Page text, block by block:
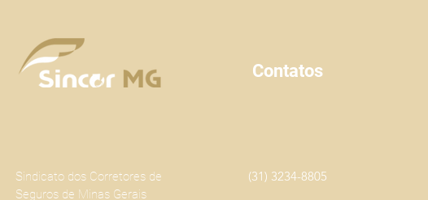
Contatos
Sindicato dos Corretores de
Seguros de Minas Gerais
(31) 3234-8805